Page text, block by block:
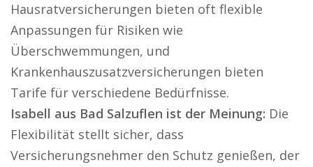
Hausratversicherungen bieten oft flexible
Anpassungen für Risiken wie
Überschwemmungen, und
Krankenhauszusatzversicherungen bieten
Tarife für verschiedene Bedürfnisse.
Isabell aus Bad Salzuflen ist der Meinung: Die
Flexibilität stellt sicher, dass
Versicherungsnehmer den Schutz genießen, der